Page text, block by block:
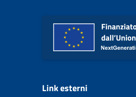
Link esterni